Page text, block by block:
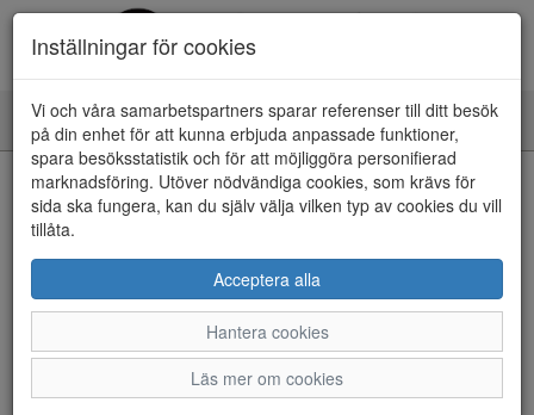
Toggle
navigation
Visa filter
Endast REA
Rensa
407 artiklar hittade
Inställningar för cookies
Vi och våra samarbetspartners sparar referenser till ditt besök
på din enhet för att kunna erbjuda anpassade funktioner,
spara besöksstatistik och för att möjliggöra personifierad
marknadsföring. Utöver nödvändiga cookies, som krävs för
sida ska fungera, kan du själv välja vilken typ av cookies du vill
tillåta.
Acceptera alla
Hantera cookies
Läs mer om cookies